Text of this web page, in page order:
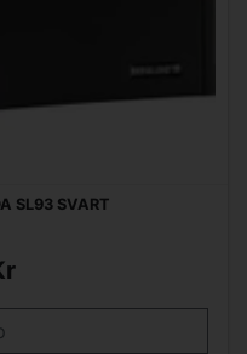
SL93 SVART